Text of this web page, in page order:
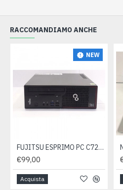
RACCOMANDIAMO ANCHE
NEW
FUJITSU ESPRIMO PC C720 SFF INTEL CORE I5 3.20GHZ RAM 16GB SSD250GB WIN 10- ricondizionato
€99,00
Acquista